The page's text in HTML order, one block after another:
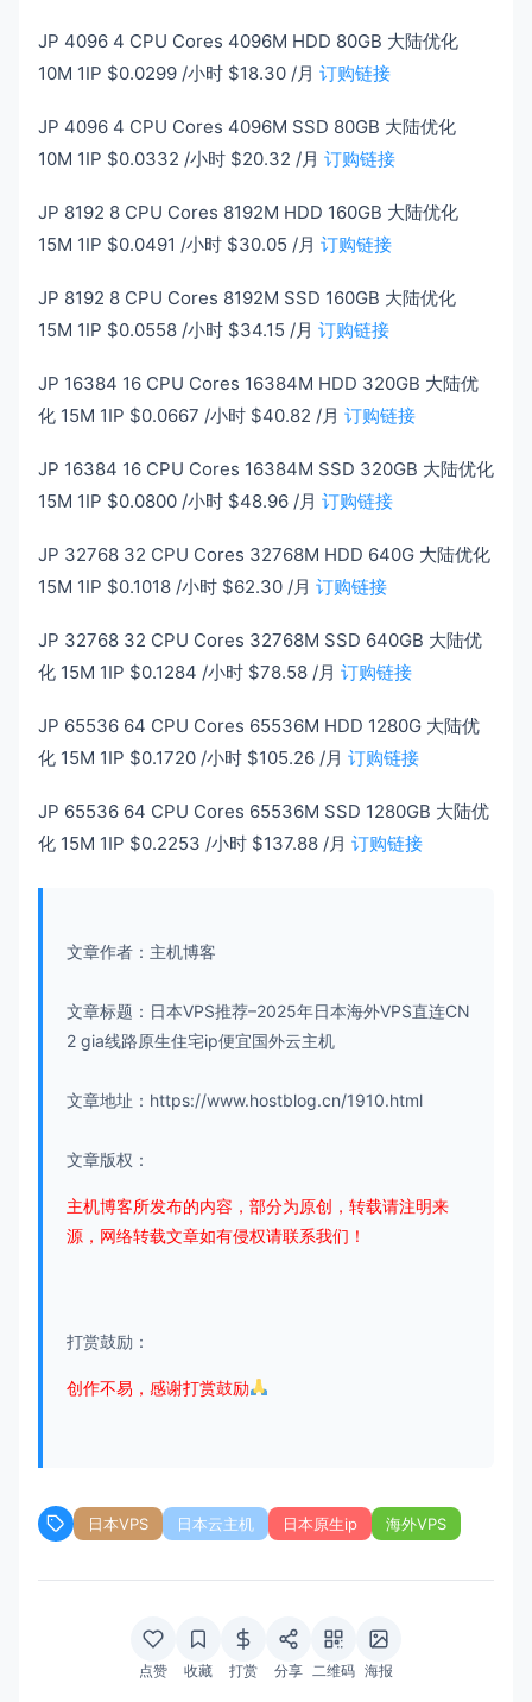
JP 4096 4 CPU Cores 4096M HDD 80GB 大陆优化
10M 1IP $0.0299 /小时 $18.30 /月 订购链接
JP 4096 4 CPU Cores 4096M SSD 80GB 大陆优化
10M 1IP $0.0332 /小时 $20.32 /月 订购链接
JP 8192 8 CPU Cores 8192M HDD 160GB 大陆优化
15M 1IP $0.0491 /小时 $30.05 /月 订购链接
JP 8192 8 CPU Cores 8192M SSD 160GB 大陆优化
15M 1IP $0.0558 /小时 $34.15 /月 订购链接
JP 16384 16 CPU Cores 16384M HDD 320GB 大陆优
化 15M 1IP $0.0667 /小时 $40.82 /月 订购链接
JP 16384 16 CPU Cores 16384M SSD 320GB 大陆优化
15M 1IP $0.0800 /小时 $48.96 /月 订购链接
JP 32768 32 CPU Cores 32768M HDD 640G 大陆优化
15M 1IP $0.1018 /小时 $62.30 /月 订购链接
JP 32768 32 CPU Cores 32768M SSD 640GB 大陆优
化 15M 1IP $0.1284 /小时 $78.58 /月 订购链接
JP 65536 64 CPU Cores 65536M HDD 1280G 大陆优
化 15M 1IP $0.1720 /小时 $105.26 /月 订购链接
JP 65536 64 CPU Cores 65536M SSD 1280GB 大陆优
化 15M 1IP $0.2253 /小时 $137.88 /月 订购链接
文章作者：主机博客
文章标题：日本VPS推荐–2025年日本海外VPS直连CN
2 gia线路原生住宅ip便宜国外云主机
文章地址：https://www.hostblog.cn/1910.html
文章版权：
主机博客所发布的内容，部分为原创，转载请注明来
源，网络转载文章如有侵权请联系我们！
打赏鼓励：
创作不易，感谢打赏鼓励
日本VPS 日本云主机 日本原生ip 海外VPS
点赞 收藏 打赏 分享 二维码 海报